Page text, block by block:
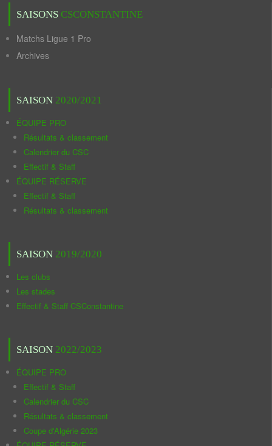
SAISONS CSCONSTANTINE
Matchs Ligue 1 Pro
Archives
SAISON 2020/2021
ÉQUIPE PRO
Résultats & classement
Calendrier du CSC
Effectif & Staff
ÉQUIPE RÉSERVE
Effectif & Staff
Résultats & classement
SAISON 2019/2020
Les clubs
Les stades
Effectif & Staff CSConstantine
SAISON 2022/2023
ÉQUIPE PRO
Effectif & Staff
Calendrier du CSC
Résultats & classement
Coupe d'Algérie 2023